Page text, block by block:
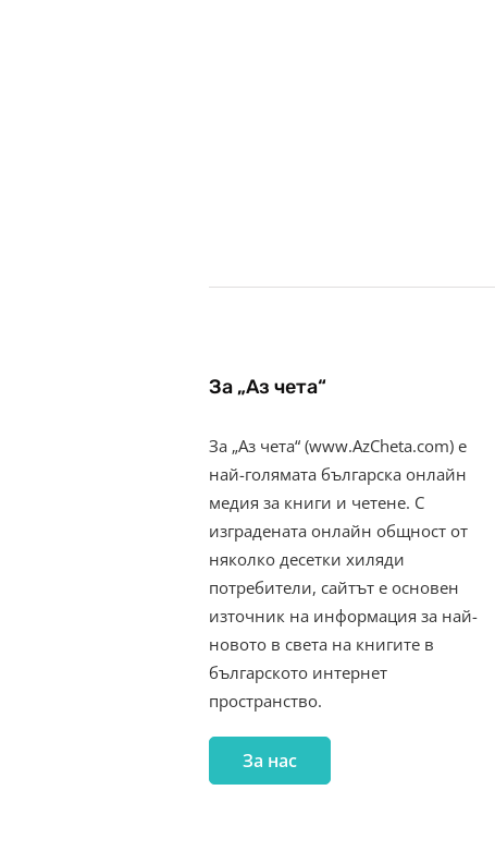
За „Аз чета“
За „Аз чета“ (www.AzCheta.com) е
най-голямата българска онлайн
медия за книги и четене. С
изградената онлайн общност от
няколко десетки хиляди
потребители, сайтът е основен
източник на информация за най-
новото в света на книгите в
българското интернет
пространство.
За нас